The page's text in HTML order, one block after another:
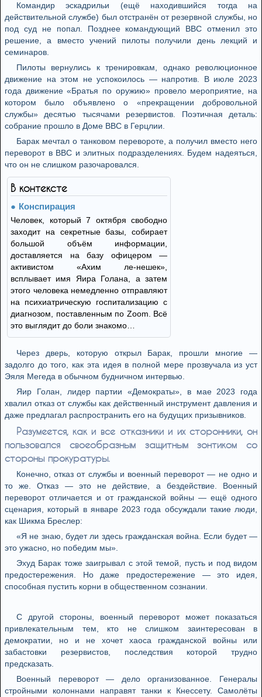
Командир эскадрильи (ещё находившийся тогда на
действительной службе) был отстранён от резервной службы, но
под суд не попал. Позднее командующий ВВС отменил это
решение, а вместо учений пилоты получили день лекций и
семинаров.
Пилоты вернулись к тренировкам, однако революционное
движение на этом не успокоилось — напротив. В июле 2023
года движение «Братья по оружию» провело мероприятие, на
котором было объявлено о «прекращении добровольной
службы» десятью тысячами резервистов. Поэтичная деталь:
собрание прошло в Доме ВВС в Герцлии.
Барак мечтал о танковом перевороте, а получил вместо него
переворот в ВВС и элитных подразделениях. Будем надеяться,
что он не слишком разочаровался.
В контексте
Конспирация
Человек, который 7 октября свободно
заходит на секретные базы, собирает
большой объём информации,
доставляется на базу офицером —
активистом «Ахим ле-нешек»,
всплывает имя Яира Голана, а затем
этого человека немедленно отправляют
на психиатрическую госпитализацию с
диагнозом, поставленным по Zoom. Всё
это выглядит до боли знакомо…
Через дверь, которую открыл Барак, прошли многие —
задолго до того, как эта идея в полной мере прозвучала из уст
Эяля Мегеда в обычном будничном интервью.
Яир Голан, лидер партии «Демократы», в мае 2023 года
хвалил отказ от службы как действенный инструмент давления и
даже предлагал распространить его на будущих призывников.
Разумеется, как и все отказники и их сторонники, он
пользовался своеобразным защитным зонтиком со
стороны прокуратуры.
Конечно, отказ от службы и военный переворот — не одно и
то же. Отказ — это не действие, а бездействие. Военный
переворот отличается и от гражданской войны — ещё одного
сценария, который в январе 2023 года обсуждали такие люди,
как Шикма Бреслер:
«Я не знаю, будет ли здесь гражданская война. Если будет —
это ужасно, но победим мы».
Эхуд Барак тоже заигрывал с этой темой, пусть и под видом
предостережения. Но даже предостережение — это идея,
способная пустить корни в общественном сознании.
С другой стороны, военный переворот может показаться
привлекательным тем, кто не слишком заинтересован в
демократии, но и не хочет хаоса гражданской войны или
забастовки резервистов, последствия которой трудно
предсказать.
Военный переворот — дело организованное. Генералы
стройными колоннами направят танки к Кнессету. Самолёты